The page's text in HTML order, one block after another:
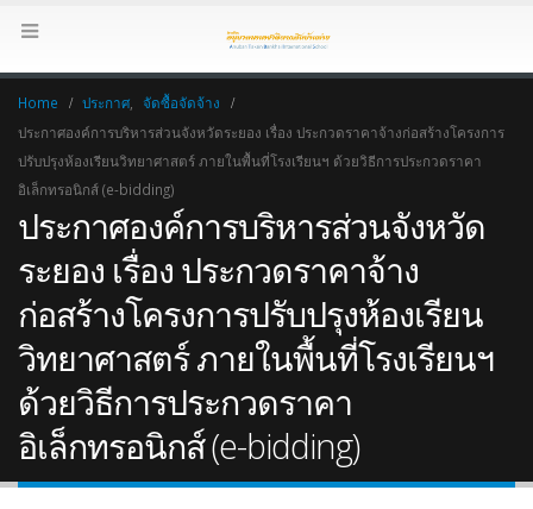
Home ประกาศ, จัดซื้อจัดจ้าง
ประกาศองค์การบริหารส่วนจังหวัดระยอง เรื่อง ประกวดราคาจ้างก่อสร้างโครงการ
ปรับปรุงห้องเรียนวิทยาศาสตร์ ภายในพื้นที่โรงเรียนฯ ด้วยวิธีการประกวดราคา
อิเล็กทรอนิกส์ (e-bidding)
ประกาศองค์การบริหารส่วนจังหวัด
ระยอง เรื่อง ประกวดราคาจ้าง
ก่อสร้างโครงการปรับปรุงห้องเรียน
วิทยาศาสตร์ ภายในพื้นที่โรงเรียนฯ
ด้วยวิธีการประกวดราคา
อิเล็กทรอนิกส์ (e-bidding)